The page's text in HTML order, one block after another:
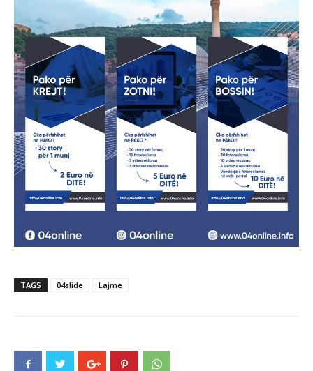
TAGS 04slide Lajme